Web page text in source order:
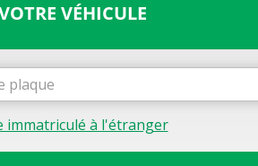
VÉHICULE
immatriculé à l'étranger